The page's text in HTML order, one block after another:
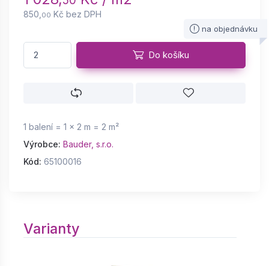
850, 00 Kč bez DPH
na objednávku
Do košíku
1 balení = 1 × 2 m = 2 m²
Výrobce: Bauder, s.r.o.
Kód: 65100016
Varianty